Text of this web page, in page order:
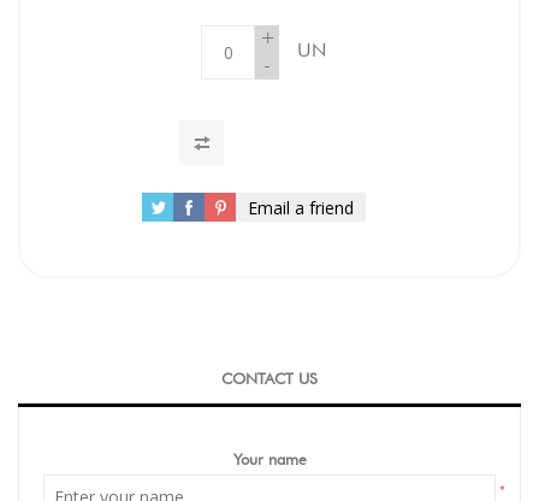
+
-
UN
Email a friend
CONTACT US
Your name
*